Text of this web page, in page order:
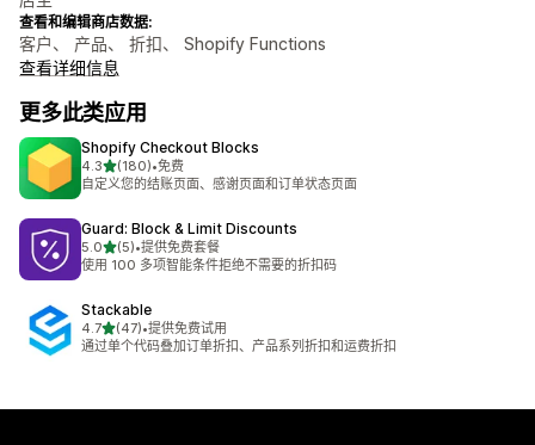
查看和编辑商店数据:
客户、 产品、 折扣、 Shopify Functions
查看详细信息
更多此类应用
Shopify Checkout Blocks
4.3星（满分 5 星）
(180)
总共 180 条评论
•免费
自定义您的结账页面、感谢页面和订单状态页面
Guard: Block & Limit Discounts
5.0星（满分 5 星）
(5)
总共 5 条评论
•提供免费套餐
使用 100 多项智能条件拒绝不需要的折扣码
Stackable
4.7星（满分 5 星）
(47)
总共 47 条评论
•提供免费试用
通过单个代码叠加订单折扣、产品系列折扣和运费折扣